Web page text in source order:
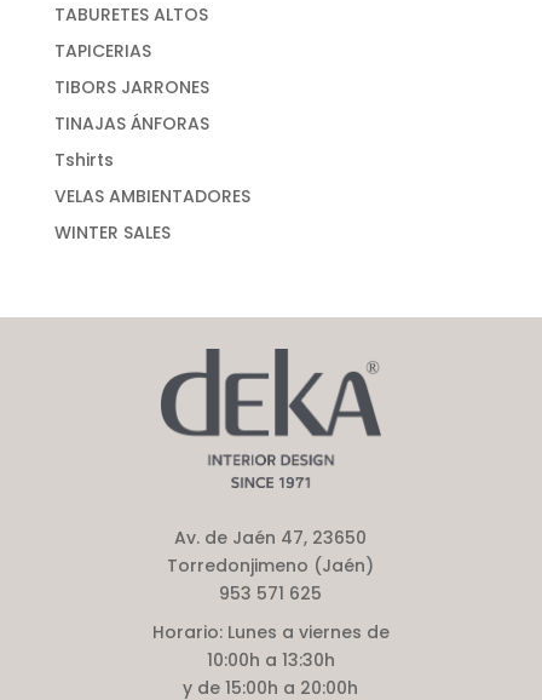
TABURETES ALTOS
TAPICERIAS
TIBORS JARRONES
TINAJAS ÁNFORAS
Tshirts
VELAS AMBIENTADORES
WINTER SALES
Av. de Jaén 47, 23650
Torredonjimeno (Jaén)
953 571 625
Horario:Lunes a viernes de
10:00h a 13:30h
y de 15:00h a 20:00h